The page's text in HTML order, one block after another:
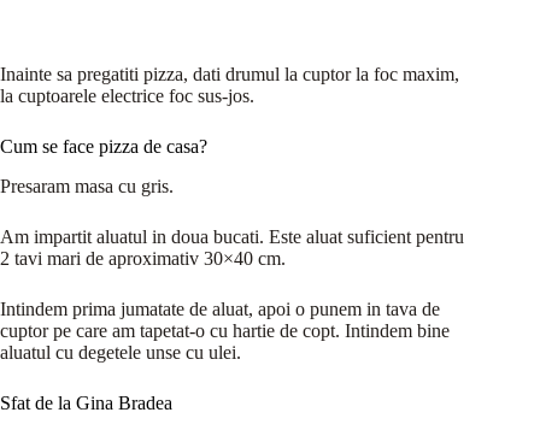
Inainte sa pregatiti pizza, dati drumul la cuptor la foc maxim,
la cuptoarele electrice foc sus-jos.
Cum se face pizza de casa?
Presaram masa cu gris.
Am impartit aluatul in doua bucati. Este aluat suficient pentru
2 tavi mari de aproximativ 30×40 cm.
Intindem prima jumatate de aluat, apoi o punem in tava de
cuptor pe care am tapetat-o cu hartie de copt. Intindem bine
aluatul cu degetele unse cu ulei.
Sfat de la Gina Bradea